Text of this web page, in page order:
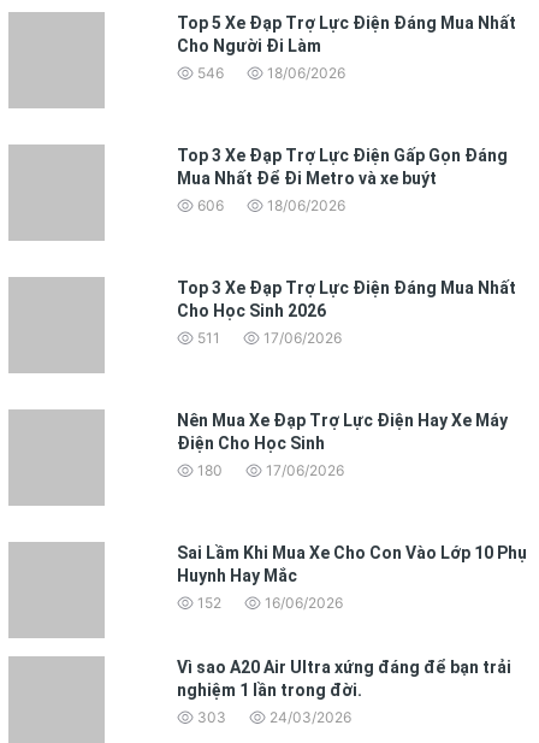
Top 5 Xe Đạp Trợ Lực Điện Đáng Mua Nhất
Cho Người Đi Làm
546 18/06/2026
Top 3 Xe Đạp Trợ Lực Điện Gấp Gọn Đáng
Mua Nhất Để Đi Metro và xe buýt
606 18/06/2026
Top 3 Xe Đạp Trợ Lực Điện Đáng Mua Nhất
Cho Học Sinh 2026
511 17/06/2026
Nên Mua Xe Đạp Trợ Lực Điện Hay Xe Máy
Điện Cho Học Sinh
180 17/06/2026
Sai Lầm Khi Mua Xe Cho Con Vào Lớp 10 Phụ
Huynh Hay Mắc
152 16/06/2026
Vì sao A20 Air Ultra xứng đáng để bạn trải
nghiệm 1 lần trong đời.
303 24/03/2026